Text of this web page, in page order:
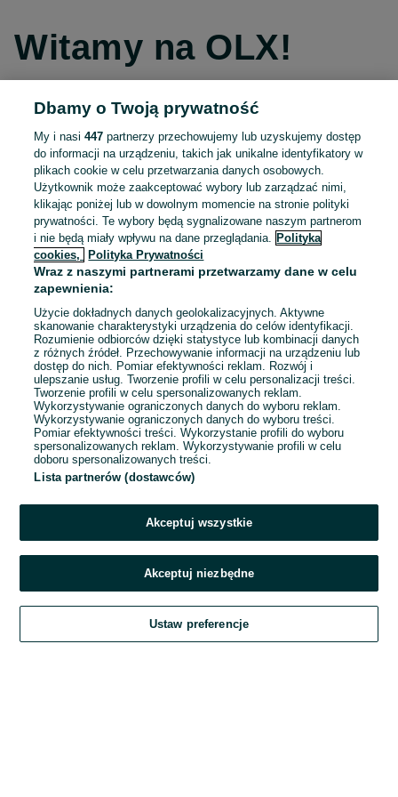
Witamy na OLX!
Kontynuuj przez Facebooka
Kontynuuj przez konto Apple
Kontynuuj przez konto Google
LUB
E-mail
Hasło
Zaloguj się
Kontynuując za pośrednictwem jednego z dostawców wskazanych powyżej,
OLX.pl w jego aktualnym brzmieniu.
Dbamy o Twoją prywatność
My i nasi447 partnerzy przechowujemy lub uzyskujemy dostęp
do informacji na urządzeniu, takich jak unikalne identyfikatory w
plikach cookie w celu przetwarzania danych osobowych.
Użytkownik może zaakceptować wybory lub zarządzać nimi,
klikając poniżej lub w dowolnym momencie na stronie polityki
prywatności. Te wybory będą sygnalizowane naszym partnerom
i nie będą miały wpływu na dane przeglądania.
Polityka
cookies,
Polityka Prywatności
Wraz z naszymi partnerami przetwarzamy dane w celu
zapewnienia:
Użycie dokładnych danych geolokalizacyjnych. Aktywne
skanowanie charakterystyki urządzenia do celów identyfikacji.
Rozumienie odbiorców dzięki statystyce lub kombinacji danych
z różnych źródeł. Przechowywanie informacji na urządzeniu lub
dostęp do nich. Pomiar efektywności reklam. Rozwój i
ulepszanie usług. Tworzenie profili w celu personalizacji treści.
Tworzenie profili w celu spersonalizowanych reklam.
Wykorzystywanie ograniczonych danych do wyboru reklam.
Wykorzystywanie ograniczonych danych do wyboru treści.
Pomiar efektywności treści. Wykorzystanie profili do wyboru
spersonalizowanych reklam. Wykorzystywanie profili w celu
doboru spersonalizowanych treści.
Lista partnerów (dostawców)
Akceptuj wszystkie
Akceptuj niezbędne
Ustaw preferencje